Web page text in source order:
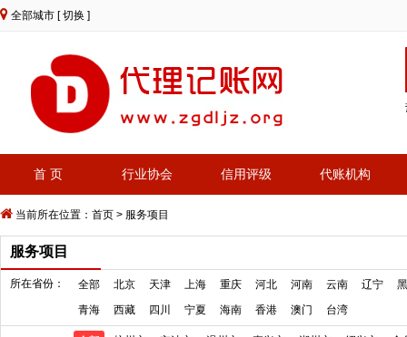
全部城市 [ 切换 ]
首 页 行业协会 信用评级 代账机构
当前所在位置： 首页 > 服务项目
服务项目
所在省份： 全部 北京 天津 上海 重庆 河北 河南 云南 辽宁
青海
西藏 四川 宁夏 海南 香港 澳门 台湾